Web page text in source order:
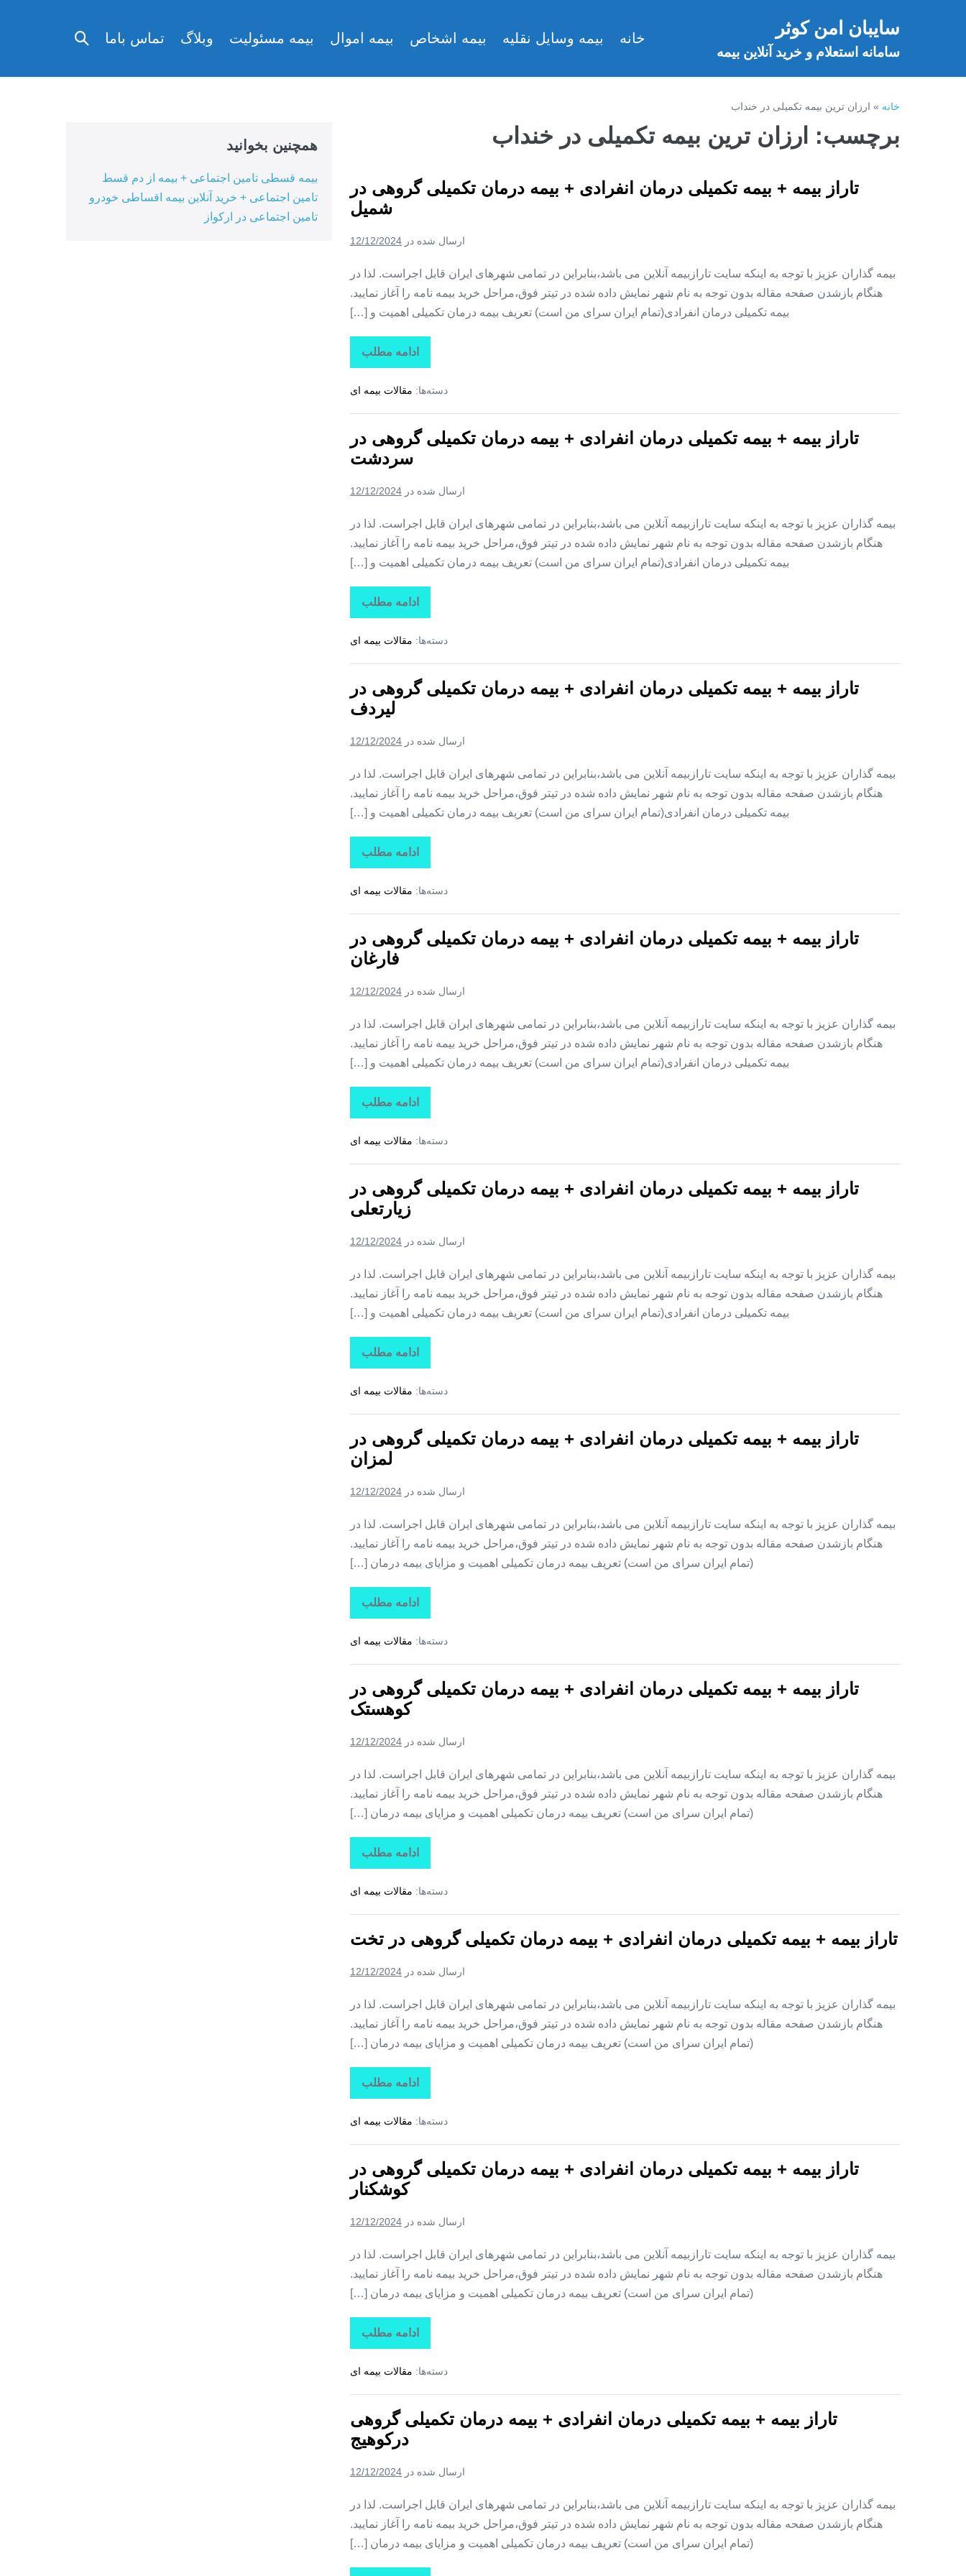
سایبان امن کوثر
سامانه استعلام و خرید آنلاین بیمه
خانه بیمه وسایل نقلیه بیمه اشخاص بیمه اموال بیمه مسئولیت وبلاگ تماس باما
تغییر
خانه » ارزان ترین بیمه تکمیلی در خنداب
برچسب: ارزان ترین بیمه تکمیلی در خنداب
تاراز بیمه + بیمه تکمیلی درمان انفرادی + بیمه درمان تکمیلی گروهی در
شمیل
ارسال شده در 12/12/2024
بیمه گذاران عزیز با توجه به اینکه سایت تارازبیمه آنلاین می باشد،بنابراین در تمامی شهرهای ایران قابل اجراست. لذا در
هنگام بازشدن صفحه مقاله بدون توجه به نام شهر نمایش داده شده در تیتر فوق،مراحل خرید بیمه نامه را آغاز نمایید.
بیمه تکمیلی درمان انفرادی(تمام ایران سرای من است) تعریف بیمه درمان تکمیلی اهمیت و […]
ادامه مطلب
تاراز
بیمه
بیمه
درمان
+
بیمه
درمان
تکمیلی
در
دسته‌ها: مقالات بیمه ای
تاراز بیمه + بیمه تکمیلی درمان انفرادی + بیمه درمان تکمیلی گروهی در
سردشت
ارسال شده در 12/12/2024
بیمه گذاران عزیز با توجه به اینکه سایت تارازبیمه آنلاین می باشد،بنابراین در تمامی شهرهای ایران قابل اجراست. لذا در
هنگام بازشدن صفحه مقاله بدون توجه به نام شهر نمایش داده شده در تیتر فوق،مراحل خرید بیمه نامه را آغاز نمایید.
بیمه تکمیلی درمان انفرادی(تمام ایران سرای من است) تعریف بیمه درمان تکمیلی اهمیت و […]
ادامه مطلب
تاراز
بیمه
بیمه
درمان
+
بیمه
درمان
تکمیلی
در
دسته‌ها: مقالات بیمه ای
تاراز بیمه + بیمه تکمیلی درمان انفرادی + بیمه درمان تکمیلی گروهی در
لیردف
ارسال شده در 12/12/2024
بیمه گذاران عزیز با توجه به اینکه سایت تارازبیمه آنلاین می باشد،بنابراین در تمامی شهرهای ایران قابل اجراست. لذا در
هنگام بازشدن صفحه مقاله بدون توجه به نام شهر نمایش داده شده در تیتر فوق،مراحل خرید بیمه نامه را آغاز نمایید.
بیمه تکمیلی درمان انفرادی(تمام ایران سرای من است) تعریف بیمه درمان تکمیلی اهمیت و […]
ادامه مطلب
تاراز
بیمه
بیمه
درمان
+
بیمه
درمان
تکمیلی
در
دسته‌ها: مقالات بیمه ای
تاراز بیمه + بیمه تکمیلی درمان انفرادی + بیمه درمان تکمیلی گروهی در
فارغان
ارسال شده در 12/12/2024
بیمه گذاران عزیز با توجه به اینکه سایت تارازبیمه آنلاین می باشد،بنابراین در تمامی شهرهای ایران قابل اجراست. لذا در
هنگام بازشدن صفحه مقاله بدون توجه به نام شهر نمایش داده شده در تیتر فوق،مراحل خرید بیمه نامه را آغاز نمایید.
بیمه تکمیلی درمان انفرادی(تمام ایران سرای من است) تعریف بیمه درمان تکمیلی اهمیت و […]
ادامه مطلب
تاراز
بیمه
بیمه
درمان
+
بیمه
درمان
تکمیلی
در
دسته‌ها: مقالات بیمه ای
تاراز بیمه + بیمه تکمیلی درمان انفرادی + بیمه درمان تکمیلی گروهی در
زیارتعلی
ارسال شده در 12/12/2024
بیمه گذاران عزیز با توجه به اینکه سایت تارازبیمه آنلاین می باشد،بنابراین در تمامی شهرهای ایران قابل اجراست. لذا در
هنگام بازشدن صفحه مقاله بدون توجه به نام شهر نمایش داده شده در تیتر فوق،مراحل خرید بیمه نامه را آغاز نمایید.
بیمه تکمیلی درمان انفرادی(تمام ایران سرای من است) تعریف بیمه درمان تکمیلی اهمیت و […]
ادامه مطلب
تاراز
بیمه
بیمه
درمان
+
بیمه
درمان
تکمیلی
در
دسته‌ها: مقالات بیمه ای
تاراز بیمه + بیمه تکمیلی درمان انفرادی + بیمه درمان تکمیلی گروهی در
لمزان
ارسال شده در 12/12/2024
بیمه گذاران عزیز با توجه به اینکه سایت تارازبیمه آنلاین می باشد،بنابراین در تمامی شهرهای ایران قابل اجراست. لذا در
هنگام بازشدن صفحه مقاله بدون توجه به نام شهر نمایش داده شده در تیتر فوق،مراحل خرید بیمه نامه را آغاز نمایید.
(تمام ایران سرای من است) تعریف بیمه درمان تکمیلی اهمیت و مزایای بیمه درمان […]
ادامه مطلب
تاراز
بیمه
بیمه
درمان
+
بیمه
درمان
در
دسته‌ها: مقالات بیمه ای
تاراز بیمه + بیمه تکمیلی درمان انفرادی + بیمه درمان تکمیلی گروهی در
کوهستک
ارسال شده در 12/12/2024
بیمه گذاران عزیز با توجه به اینکه سایت تارازبیمه آنلاین می باشد،بنابراین در تمامی شهرهای ایران قابل اجراست. لذا در
هنگام بازشدن صفحه مقاله بدون توجه به نام شهر نمایش داده شده در تیتر فوق،مراحل خرید بیمه نامه را آغاز نمایید.
(تمام ایران سرای من است) تعریف بیمه درمان تکمیلی اهمیت و مزایای بیمه درمان […]
ادامه مطلب
تاراز
بیمه
بیمه
درمان
بیمه
تکمیلی
کوهستک
دسته‌ها: مقالات بیمه ای
تاراز بیمه + بیمه تکمیلی درمان انفرادی + بیمه درمان تکمیلی گروهی در تخت
ارسال شده در 12/12/2024
بیمه گذاران عزیز با توجه به اینکه سایت تارازبیمه آنلاین می باشد،بنابراین در تمامی شهرهای ایران قابل اجراست. لذا در
هنگام بازشدن صفحه مقاله بدون توجه به نام شهر نمایش داده شده در تیتر فوق،مراحل خرید بیمه نامه را آغاز نمایید.
(تمام ایران سرای من است) تعریف بیمه درمان تکمیلی اهمیت و مزایای بیمه درمان […]
ادامه مطلب
تاراز
بیمه
بیمه
درمان
+
بیمه
درمان
در
دسته‌ها: مقالات بیمه ای
تاراز بیمه + بیمه تکمیلی درمان انفرادی + بیمه درمان تکمیلی گروهی در
کوشکنار
ارسال شده در 12/12/2024
بیمه گذاران عزیز با توجه به اینکه سایت تارازبیمه آنلاین می باشد،بنابراین در تمامی شهرهای ایران قابل اجراست. لذا در
هنگام بازشدن صفحه مقاله بدون توجه به نام شهر نمایش داده شده در تیتر فوق،مراحل خرید بیمه نامه را آغاز نمایید.
(تمام ایران سرای من است) تعریف بیمه درمان تکمیلی اهمیت و مزایای بیمه درمان […]
ادامه مطلب
تاراز
بیمه
بیمه
درمان
+
بیمه
درمان
تکمیلی
در
دسته‌ها: مقالات بیمه ای
تاراز بیمه + بیمه تکمیلی درمان انفرادی + بیمه درمان تکمیلی گروهی
درکوهیج
ارسال شده در 12/12/2024
بیمه گذاران عزیز با توجه به اینکه سایت تارازبیمه آنلاین می باشد،بنابراین در تمامی شهرهای ایران قابل اجراست. لذا در
هنگام بازشدن صفحه مقاله بدون توجه به نام شهر نمایش داده شده در تیتر فوق،مراحل خرید بیمه نامه را آغاز نمایید.
(تمام ایران سرای من است) تعریف بیمه درمان تکمیلی اهمیت و مزایای بیمه درمان […]
همچنین بخوانید
بیمه قسطی تامین اجتماعی + بیمه از دم قسط
تامین اجتماعی + خرید آنلاین بیمه اقساطی خودرو
تامین اجتماعی در ارکواز